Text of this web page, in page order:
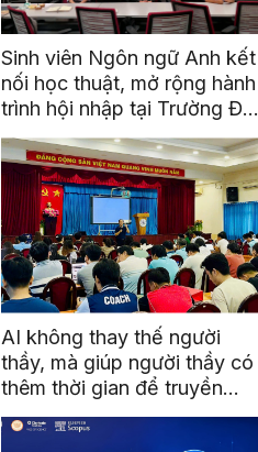
Sinh viên Ngôn ngữ Anh kết
nối học thuật, mở rộng hành
trình hội nhập tại Trường Đại
học Quốc gia Malaysia
AI không thay thế người
thầy, mà giúp người thầy có
thêm thời gian để truyền
cảm hứng